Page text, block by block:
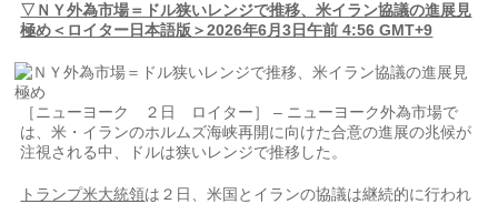
▽ＮＹ外為市場＝ドル狭いレンジで推移、米イラン協議の進展見
極め＜ロイター日本語版＞2026年6月3日午前 4:56 GMT+9
［ニューヨーク ２日 ロイター］ – ニューヨーク外為市場で
は、米・イランのホルムズ海峡再開に向け​た合意の進展の兆候が
注視される中、ドルは‌狭いレンジで推移した。
トランプ米大統領は２日、米国とイランの協議は継続的に行われ